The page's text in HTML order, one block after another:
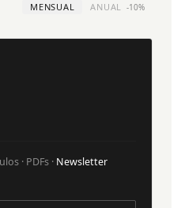
MENSUAL ANUAL -10%
· PDFs · Newsletter